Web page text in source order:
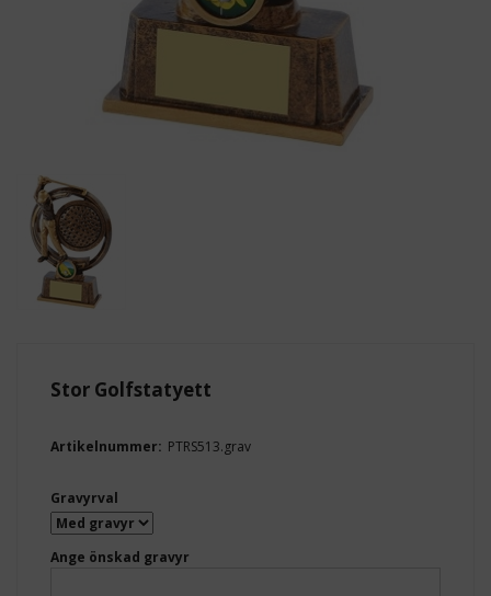
Stor Golfstatyett
Artikelnummer: PTRS513.grav
Gravyrval
Ange önskad gravyr